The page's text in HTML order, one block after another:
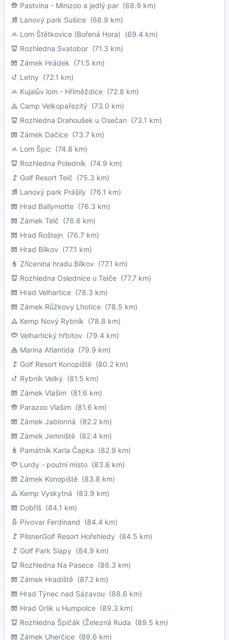
Pastvina - Minizoo a jedlý par (68.9 km)
Lanový park Sušice (68.9 km)
Lom Štětkovice (Bořená Hora) (69.4 km)
Rozhledna Svatobor (71.3 km)
Zámek Hrádek (71.5 km)
Letny (72.1 km)
Kujalův lom - Hřiměždice (72.8 km)
Camp Velkopařezitý (73.0 km)
Rozhledna Drahoušek u Osečan (73.1 km)
Zámek Dačice (73.7 km)
Lom Špic (74.8 km)
Rozhledna Poledník (74.9 km)
Golf Resort Telč (75.3 km)
Lanový park Prášily (76.1 km)
Hrad Ballymotte (76.3 km)
Zámek Telč (76.6 km)
Hrad Roštejn (76.7 km)
Hrad Bílkov (77.1 km)
Zřícenina hradu Bílkov (77.1 km)
Rozhledna Oslednice u Telče (77.7 km)
Hrad Velhartice (78.3 km)
Zámek Růžkovy Lhotice (78.5 km)
Kemp Nový Rybník (78.8 km)
Velhartický hřbitov (79.4 km)
Marina Atlantida (79.9 km)
Golf Resort Konopiště (80.2 km)
Rybník Velký (81.5 km)
Zámek Vlašim (81.6 km)
Parazoo Vlašim (81.6 km)
Zámek Jablonná (82.2 km)
Zámek Jemniště (82.4 km)
Památník Karla Čapka (82.9 km)
Lurdy - poutní místo (83.6 km)
Zámek Konopiště (83.8 km)
Kemp Vyskytná (83.9 km)
Dobříš (84.1 km)
Pivovar Ferdinand (84.4 km)
PilsnerGolf Resort Hořehledy (84.5 km)
Golf Park Slapy (84.9 km)
Rozhledna Na Pasece (86.3 km)
Zámek Hradiště (87.2 km)
Hrad Týnec nad Sázavou (88.6 km)
Hrad Orlík u Humpolce (89.3 km)
Rozhledna Špičák (Železná Ruda (89.5 km)
Zámek Uherčice (89.6 km)